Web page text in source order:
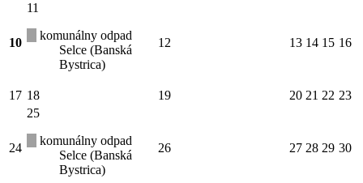
10
11
komunálny odpad
Selce (Banská
Bystrica)
12 13 14 15 16
17 18 19 20 21 22 23
24
25
komunálny odpad
Selce (Banská
Bystrica)
26 27 28 29 30